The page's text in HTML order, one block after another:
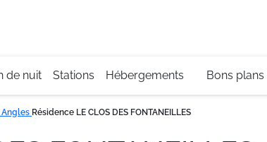
de nuit Stations Hébergements Bons plans
Angles Résidence LE CLOS DES FONTANEILLES